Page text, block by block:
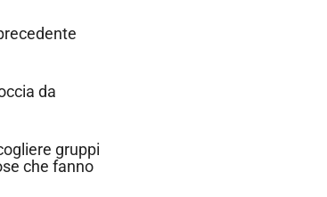
da
gruppi
che fanno